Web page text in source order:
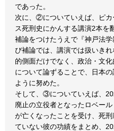
であった。
次に、②についていえば、ピ
ス死刑史にかんする講演2本を
補論をつけたうえで『神戸法
び補論では、講演では扱いき
的側面だけでなく、政治・文
について論ずることで、日本
ように努めた。
そして、③についていえば、
廃止の立役者となったロベー
が亡くなったことを受け、死
ていない彼の功績をまとめ、